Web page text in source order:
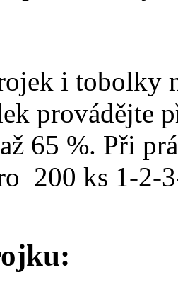
provádějte
65 %. Při
200 ks 1-2-